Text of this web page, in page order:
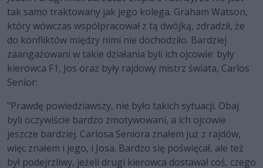
tak samo traktowany jak jego kolega. Graham Watson,
który wówczas współpracował z tą dwójką, zdradził, że
do konfliktów między nimi nie dochodziło. Bardziej
zaangażowani w takie działania byli ich ojcowie: były
kierowca F1, Jos oraz były rajdowy mistrz świata, Carlos
Senior:
"Prawdę powiedziawszy, nie było takich sytuacji. Obaj
byli oczywiście bardzo zmotywowani, a ich ojcowie
jeszcze bardziej. Carlosa Seniora znałem już z rajdów,
więc znałem i jego, i Josa. Bardzo się poświęcał, ale też
był podejrzliwy, jeżeli drugi kierowca dostawał coś, czego